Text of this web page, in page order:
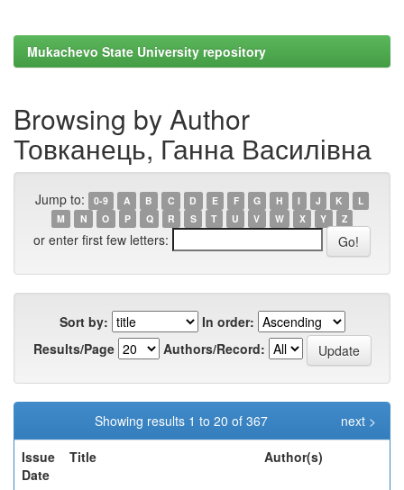
Mukachevo State University repository
Browsing by Author
Товканець, Ганна Василівна
Jump to: 0-9 A B C D E F G H I J K
L
M
N O P Q R S T U V W X Y Z
or enter first few letters:
Sort by:
In order:
Results/Page
Authors/Record:
Showing results 1 to 20 of 367
next >
Issue
Date
Title Author(s)